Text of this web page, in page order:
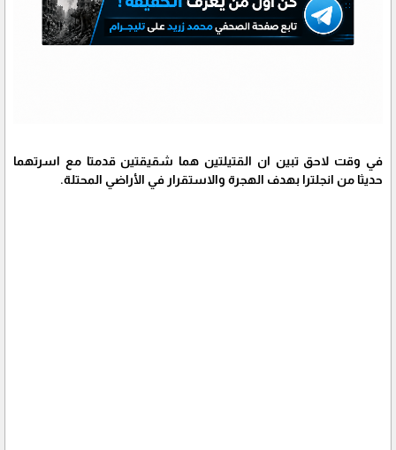
في وقت لاحق تبين ان القتيلتين هما شقيقتين قدمتا مع اسرتهما
حديثا من انجلترا بهدف الهجرة والاستقرار في الأراضي المحتلة.